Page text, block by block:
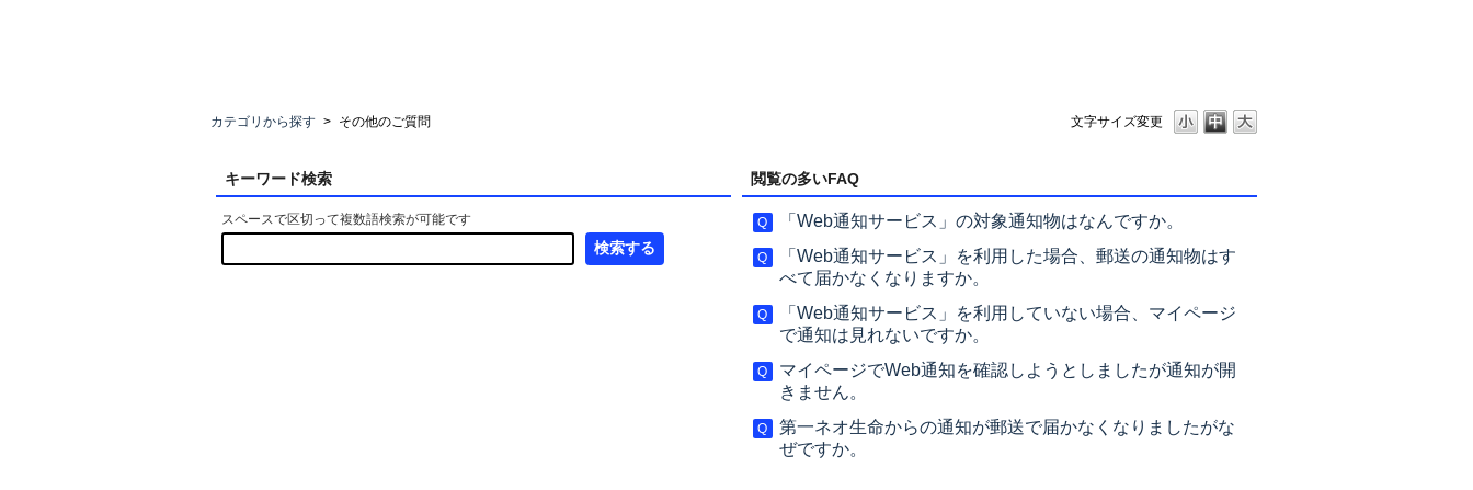
文字サイズ変更
カテゴリから探す > その他のご質問
キーワード検索
スペースで区切って複数語検索が可能です
閲覧の多いFAQ
「Web通知サービス」の対象通知物はなんですか。
「Web通知サービス」を利用した場合、郵送の通知物はす
べて届かなくなりますか。
「Web通知サービス」を利用していない場合、マイページ
で通知は見れないですか。
マイページでWeb通知を確認しようとしましたが通知が開
きません。
第一ネオ生命からの通知が郵送で届かなくなりましたがな
ぜですか。